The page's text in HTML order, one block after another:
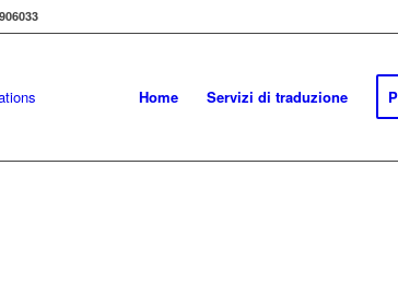
Home Servizi di traduzione